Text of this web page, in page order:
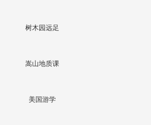
树木园远足
嵩山地质课
美国游学